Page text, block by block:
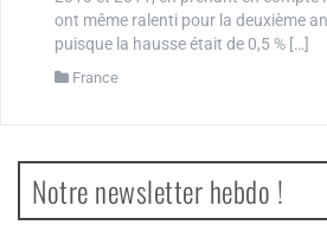
ont même ralenti pour la deuxième
puisque la hausse était de 0,5 % […]
France
Notre newsletter hebdo !